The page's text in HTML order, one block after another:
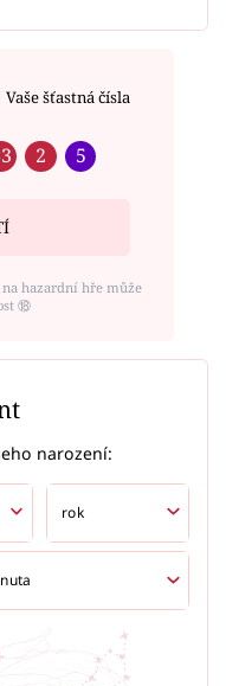
Vaše šťastná čísla
2 5
hazardní hře může
⑱
narození: